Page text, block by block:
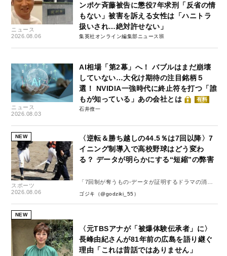
ニュース
2026.08.06
ンポケ斉藤被告に懲役7年求刑「反省の情
もない」被害を訴える女性は「ハニトラ
扱いされ…絶対許せない」
集英社オンライン編集部ニュース班
ニュース
2026.08.03
AI相場「第2幕」へ！ バブルはまだ崩壊
していない…大化け期待の注目銘柄５
選！ NVIDIA一強時代に終止符を打つ「誰
もが知っている」あの会社とは
有料
石井僚一
NEW
スポーツ
2026.08.06
〈逆転＆勝ち越しの44.5％は7回以降〉7
イニング制導入で高校野球はどう変わ
る？ データが明らかにする“短縮”の弊害
「7回制が奪うもの-データが証明するドラマの消
失-」
ゴジキ（@godziki_55）
NEW
〈元TBSアナが「被爆体験伝承者」に〉
長峰由紀さんが81年前の広島を語り継ぐ
理由「これは昔話ではありません」